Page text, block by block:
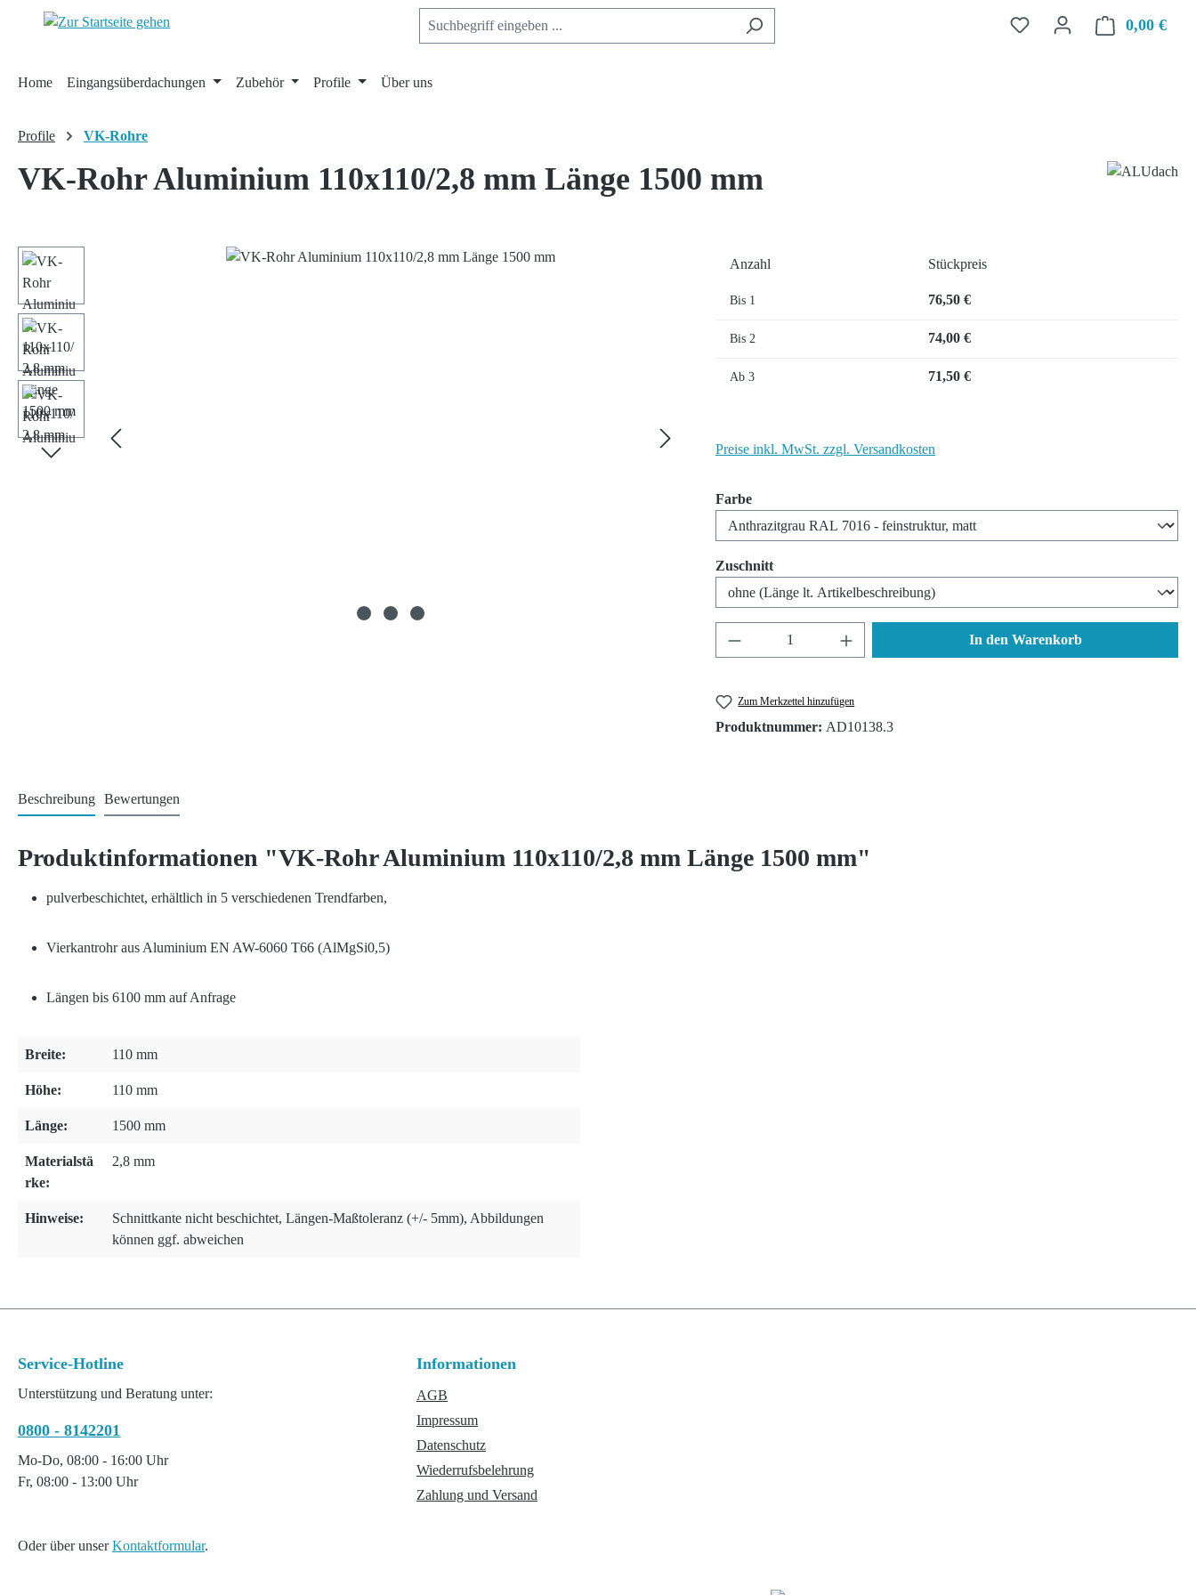
Hauptinhalt springen
Zur Suche springen
Zur Hauptnavigation springen 0,00 €
Home Eingangsüberdachungen Zubehör Profile Über uns
Profile VK-Rohre
VK-Rohr Aluminium 110x110/2,8 mm Länge 1500 mm
Bildergalerie überspringen
Anzahl Stückpreis
Bis 1 76,50 €
Bis 2 74,00 €
Ab 3 71,50 €
Preise inkl. MwSt. zzgl. Versandkosten
Farbeauswählen
Zuschnittauswählen
Produkt Anzahl: Gib den gewünschten Wert ein oder
In den Warenkorb
Zum Merkzettel hinzufügen
Produktnummer: AD10138.3
Beschreibung Bewertungen
Produktinformationen "VK-Rohr Aluminium 110x110/2,8 mm Länge 1500 mm"
pulverbeschichtet, erhältlich in 5 verschiedenen Trendfarben,
Vierkantrohr aus Aluminium EN AW-6060 T66 (AlMgSi0,5)
Längen bis 6100 mm auf Anfrage
Breite: 110 mm
Höhe: 110 mm
Länge: 1500 mm
Materialstä
rke:
2,8 mm
Hinweise:
Schnittkante nicht beschichtet, Längen-Maßtoleranz (+/- 5mm), Abbildungen
können ggf. abweichen
Service-Hotline
Unterstützung und Beratung unter:
0800 - 8142201
Mo-Do, 08:00 - 16:00 Uhr
Fr, 08:00 - 13:00 Uhr
Oder über unserKontaktformular.
Informationen
AGB
Impressum
Datenschutz
Wiederrufsbelehrung
Zahlung und Versand